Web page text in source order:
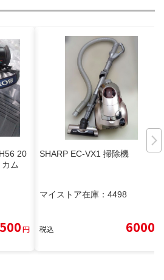
20
ム
円
SHARP EC-VX1 掃除機
マイストア在庫： 4498
税込 6000